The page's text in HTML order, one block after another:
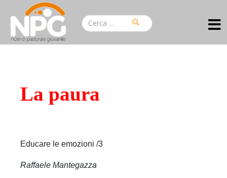
La paura
Educare le emozioni /3
Raffaele Mantegazza